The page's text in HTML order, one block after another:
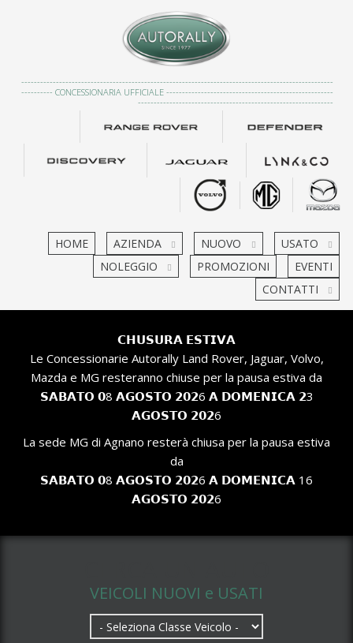
---------------------------------------------------------------------------------------------------
---------- CONCESSIONARIA UFFICIALE -----------------------------------------------------
--------------------------------------------------------------
HOME AZIENDA NUOVO
USATO
NOLEGGIO
PROMOZIONI
EVENTI
CONTATTI
𝗖𝗛𝗨𝗦𝗨𝗥𝗔 𝗘𝗦𝗧𝗜𝗩𝗔
Le Concessionarie Autorally Land Rover, Jaguar, Volvo,
Mazda e MG resteranno chiuse per la pausa estiva da
𝗦𝗔𝗕𝗔𝗧𝗢 𝟬8 𝗔𝗚𝗢𝗦𝗧𝗢 𝟮𝟬𝟮6 𝗔 𝗗𝗢𝗠𝗘𝗡𝗜𝗖𝗔 𝟮3
𝗔𝗚𝗢𝗦𝗧𝗢 𝟮𝟬𝟮6
La sede MG di Agnano resterà chiusa per la pausa estiva
da
𝗦𝗔𝗕𝗔𝗧𝗢 𝟬8 𝗔𝗚𝗢𝗦𝗧𝗢 𝟮𝟬𝟮6 𝗔 𝗗𝗢𝗠𝗘𝗡𝗜𝗖𝗔 16
𝗔𝗚𝗢𝗦𝗧𝗢 𝟮𝟬𝟮6
VEICOLI NUOVI e USATI